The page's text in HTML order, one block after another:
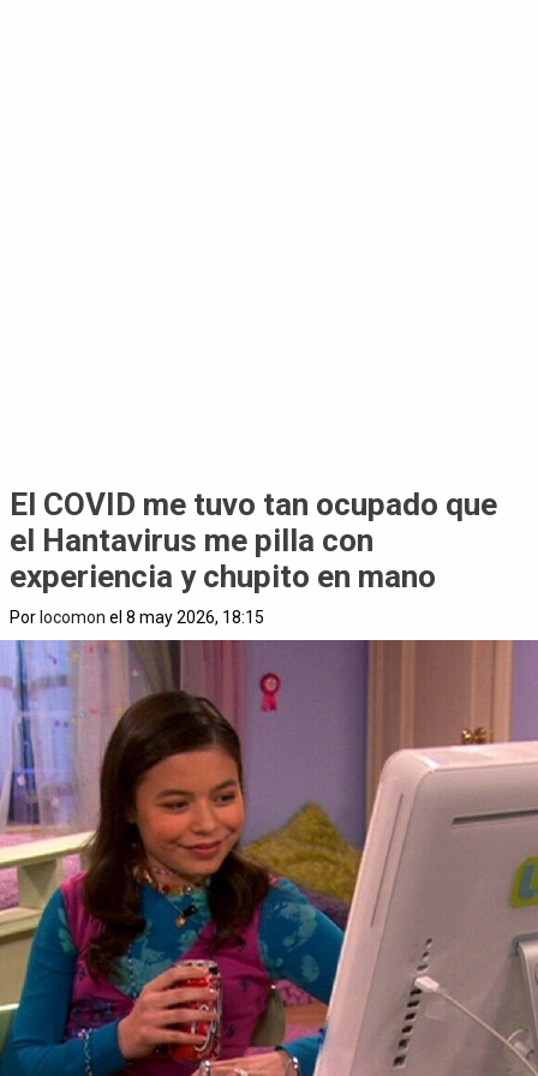
El COVID me tuvo tan ocupado que
el Hantavirus me pilla con
experiencia y chupito en mano
Porlocomon el 8 may 2026, 18:15